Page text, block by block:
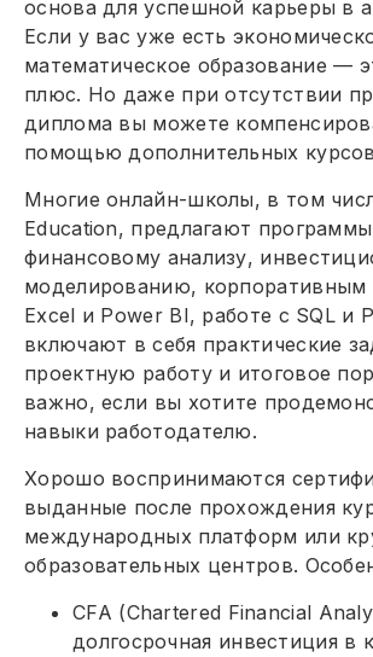
основа для успешной карьеры в
Если у вас уже есть
математическое образование —
плюс. Но даже при отсутствии
диплома вы можете
помощью дополнительных
Многие онлайн-школы, в том
Education, предлагают
финансовому анализу,
моделированию, корпоративным
Excel и Power BI, работе с SQL и
включают в себя практические
проектную работу и итоговое
важно, если вы хотите
навыки работодателю.
Хорошо воспринимаются
выданные после прохождения
международных платформ или
образовательных центров.
CFA (Chartered Financial
долгосрочная инвестиция в